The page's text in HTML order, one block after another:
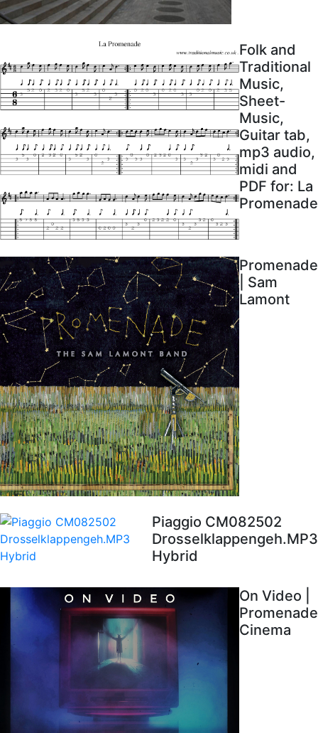
Folk and
Traditional
Music,
Sheet-
Music,
Guitar tab,
mp3 audio,
midi and
PDF for: La
Promenade
Promenade
| Sam
Lamont
Piaggio CM082502
Drosselklappengeh.MP3
Hybrid
On Video |
Promenade
Cinema